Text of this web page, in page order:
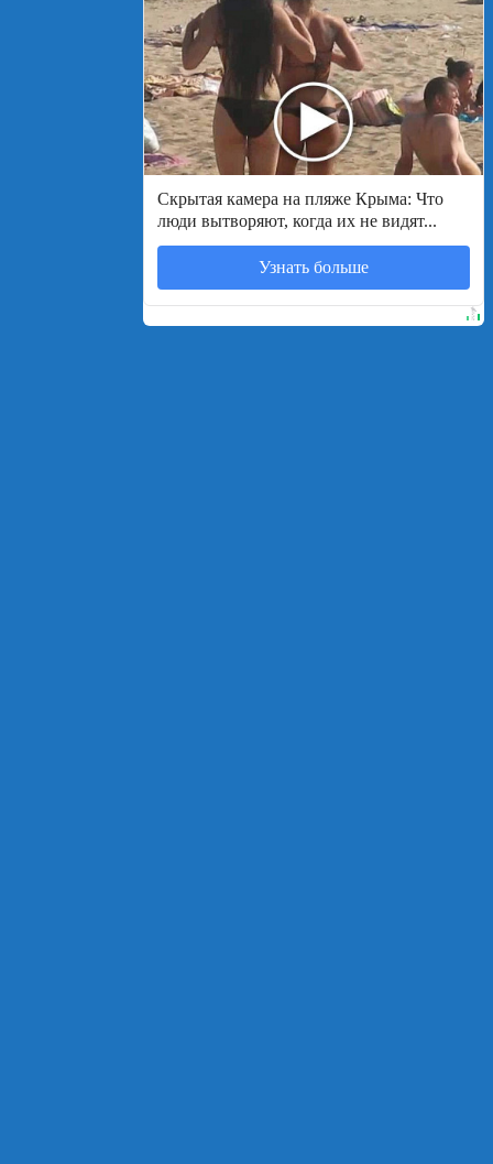
Скрытая камера на пляже Крыма: Что
люди вытворяют, когда их не видят...
Узнать больше